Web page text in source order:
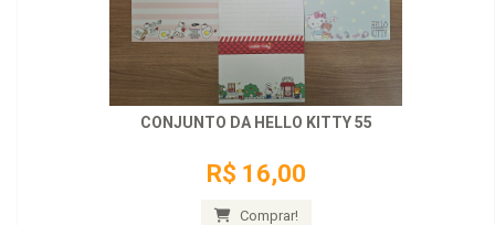
CONJUNTO DA HELLO KITTY 55
R$ 16,00
Comprar!